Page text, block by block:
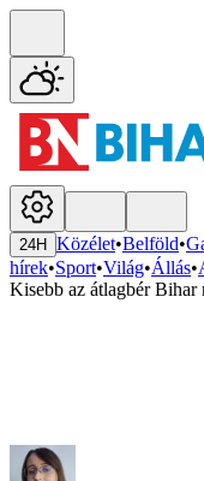
24H Közélet•Belföld•
hírek•Sport•Világ•Állás•
Kisebb az átlagbér Bihar